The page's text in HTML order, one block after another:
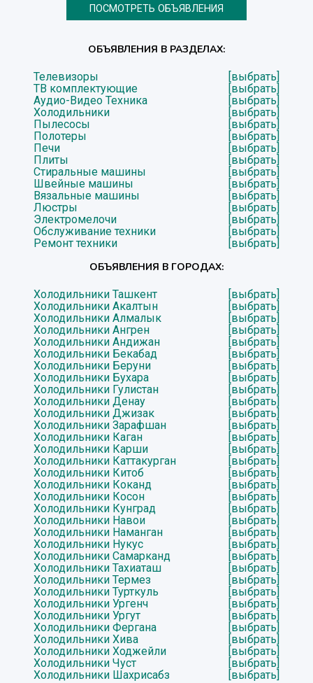
ПОСМОТРЕТЬ ОБЪЯВЛЕНИЯ
ОБЪЯВЛЕНИЯ В РАЗДЕЛАХ:
Телевизоры
[выбрать]
ТВ комплектующие
[выбрать]
Аудио-Видео Техника
[выбрать]
Холодильники
[выбрать]
Пылесосы
[выбрать]
Полотеры
[выбрать]
Печи
[выбрать]
Плиты
[выбрать]
Стиральные машины
[выбрать]
Швейные машины
[выбрать]
Вязальные машины
[выбрать]
Люстры
[выбрать]
Электромелочи
[выбрать]
Обслуживание техники
[выбрать]
Ремонт техники
[выбрать]
ОБЪЯВЛЕНИЯ В ГОРОДАХ:
Холодильники Ташкент
[выбрать]
Холодильники Акалтын
[выбрать]
Холодильники Алмалык
[выбрать]
Холодильники Ангрен
[выбрать]
Холодильники Андижан
[выбрать]
Холодильники Бекабад
[выбрать]
Холодильники Беруни
[выбрать]
Холодильники Бухара
[выбрать]
Холодильники Гулистан
[выбрать]
Холодильники Денау
[выбрать]
Холодильники Джизак
[выбрать]
Холодильники Зарафшан
[выбрать]
Холодильники Каган
[выбрать]
Холодильники Карши
[выбрать]
Холодильники Каттакурган
[выбрать]
Холодильники Китоб
[выбрать]
Холодильники Коканд
[выбрать]
Холодильники Косон
[выбрать]
Холодильники Кунград
[выбрать]
Холодильники Навои
[выбрать]
Холодильники Наманган
[выбрать]
Холодильники Нукус
[выбрать]
Холодильники Самарканд
[выбрать]
Холодильники Тахиаташ
[выбрать]
Холодильники Термез
[выбрать]
Холодильники Турткуль
[выбрать]
Холодильники Ургенч
[выбрать]
Холодильники Ургут
[выбрать]
Холодильники Фергана
[выбрать]
Холодильники Хива
[выбрать]
Холодильники Ходжейли
[выбрать]
Холодильники Чуст
[выбрать]
Холодильники Шахрисабз
[выбрать]